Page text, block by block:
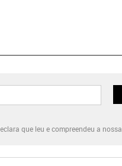
que leu e compreendeu a nossa